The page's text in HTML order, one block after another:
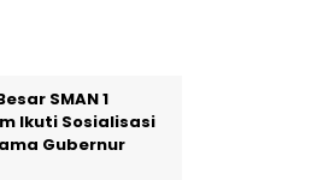
SMAN 1
Ikuti Sosialisasi
Gubernur